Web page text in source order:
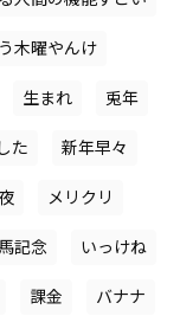
木曜やんけ
生まれ 兎年
た 新年早々
メリクリ
記念 いっけね
課金 バナナ